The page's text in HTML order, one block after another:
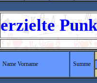
erzielte
Name Vorname Summe